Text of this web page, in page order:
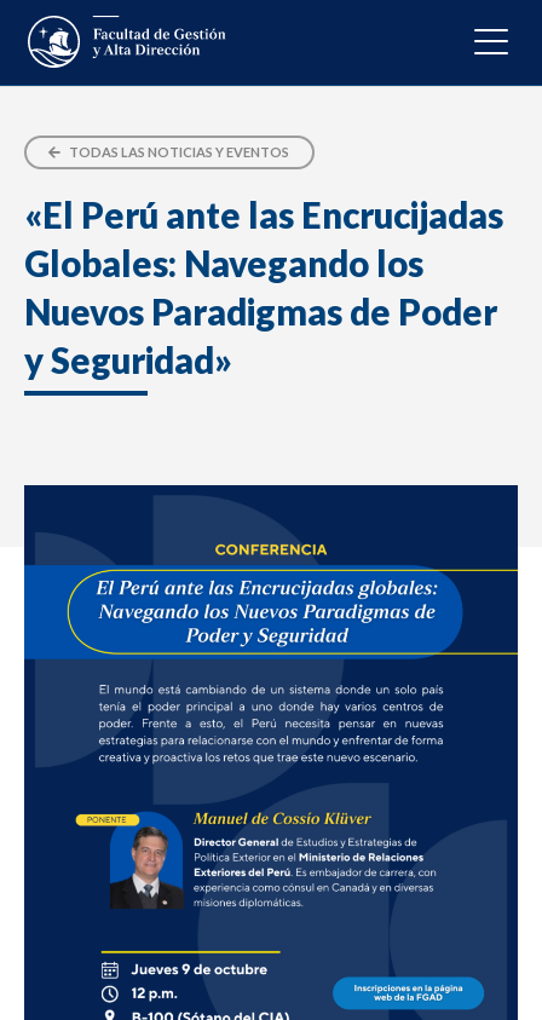
TODAS LAS NOTICIAS Y EVENTOS
«El Perú ante las Encrucijadas
Globales: Navegando los
Nuevos Paradigmas de Poder
y Seguridad»